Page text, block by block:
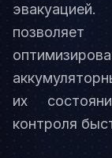
их
контроля